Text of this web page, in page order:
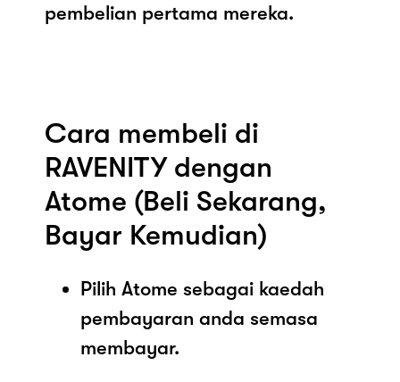
pembelian pertama mereka.
Cara membeli di
RAVENITY dengan
Atome (Beli Sekarang,
Bayar Kemudian)
Pilih Atome sebagai kaedah
pembayaran anda semasa
membayar.